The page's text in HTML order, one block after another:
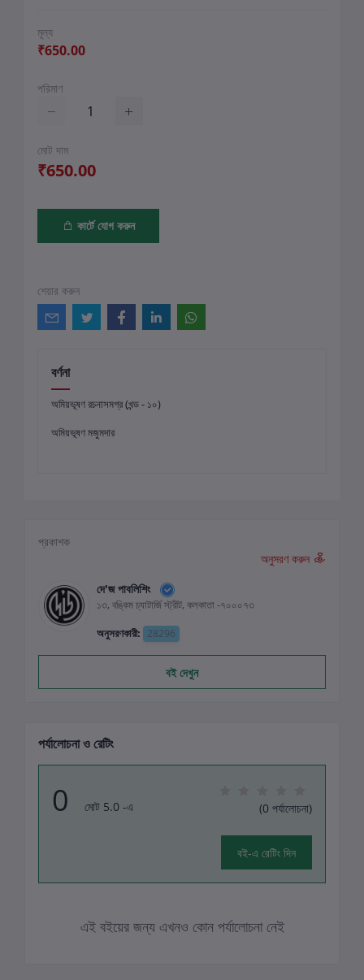
মূল্য
₹650.00
পরিমাণ
মোট দাম
₹650.00
কার্টে যোগ করুন
শেয়ার করুন
বর্ণনা
অমিয়ভূষণ রচনাসমগ্র (খন্ড - ১০)
অমিয়ভূষণ মজুমদার
প্রকাশক
অনুসরণ করুন
দে'জ পাবলিশিং
১৩, বঙ্কিম চ্যাটার্জি স্ট্রীট, কলকাতা -৭০০০৭৩
অনুসরণকারী: 28296
বই দেখুন
পর্যালোচনা ও রেটিং
0 মোট 5.0 -এ (0 পর্যালোচনা)
বই-এ রেটিং দিন
এই বইয়ের জন্য এখনও কোন পর্যালোচনা নেই